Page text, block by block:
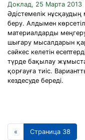
Доклад, 25 Марта 2013
Әдістемелік
беру. Алдымен
материалдарды
шығару мысалдарын
сәйкес келетін
түрде бақылау
қорғауға тиіс.
кездесуде береді.
« Страница 38